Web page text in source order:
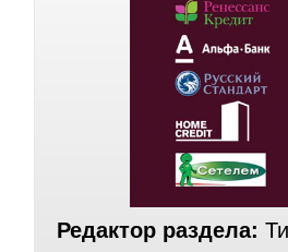
Редактор раздела: